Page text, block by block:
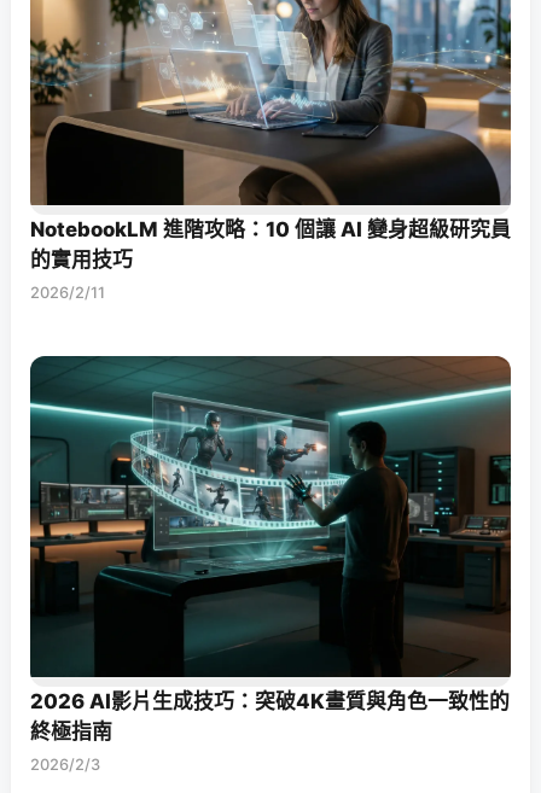
NotebookLM 進階攻略：10 個讓 AI 變身超級研究員
的實用技巧
2026/2/11
2026 AI影片生成技巧：突破4K畫質與角色一致性的
終極指南
2026/2/3